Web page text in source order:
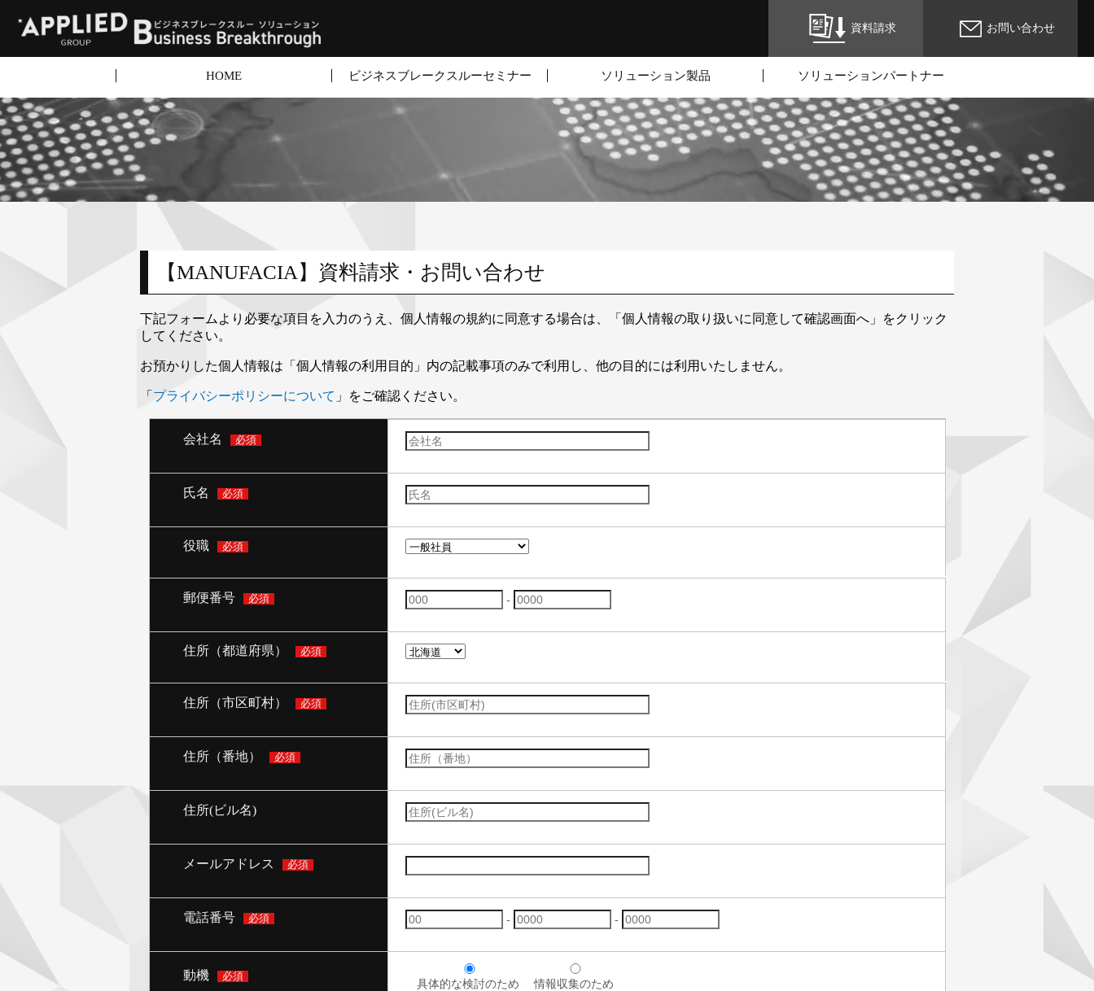
資料請求 お問い合わせ
HOME ビジネスブレークスルーセミナー ソリューション製品 ソリューションパートナー
【MANUFACIA】資料請求・お問い合わせ
下記フォームより必要な項目を入力のうえ、個人情報の規約に同意する場合は、「個人情報の取り扱いに同意して確認画面へ」をクリック
してください。
お預かりした個人情報は「個人情報の利用目的」内の記載事項のみで利用し、他の目的には利用いたしません。
「 プライバシーポリシーについて 」をご確認ください。
会社名 必須
氏名 必須
役職 必須
郵便番号 必須 -
住所（都道府県） 必須
住所（市区町村） 必須
住所（番地） 必須
住所(ビル名)
メールアドレス 必須
電話番号 必須 - -
動機 必須
具体的な検討のため 情報収集のため